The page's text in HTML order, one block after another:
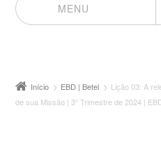
MENU
Início EBD | Betel
Lição 03: A
de sua Missão | 3° Trimestre de 2024 |